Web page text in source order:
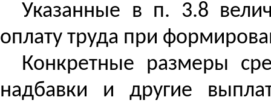
Указанные в п. 3.8
оплату труда при
Конкретные размеры
надбавки и другие